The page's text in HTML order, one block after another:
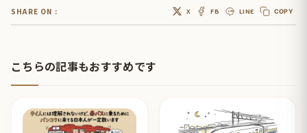
SHARE ON : X FB LINE COPY
こちらの記事もおすすめです